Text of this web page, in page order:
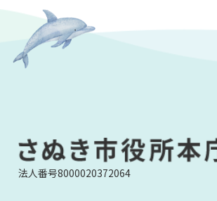
法人番号8000020372064